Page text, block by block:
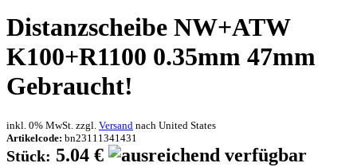
Distanzscheibe NW+ATW
K100+R1100 0.35mm 47mm
Gebraucht!
inkl. 0% MwSt. zzgl. Versand nach United States
Artikelcode: bn23111341431
Stück: 5.04 €